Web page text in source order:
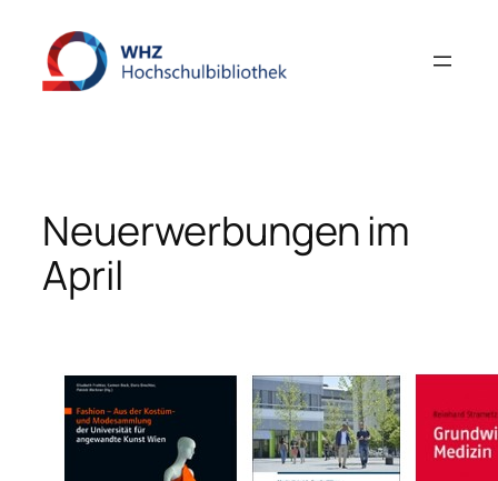
Inhalt
springen
Neuerwerbungen im
April